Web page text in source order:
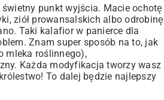
punkt wyjścia. Macie ochotę
ziół prowansalskich albo odrobinę
Taki kalafior w panierce dla
Znam super sposób na to, jak
mleka roślinnego),
Każda modyfikacja tworzy wasz
To dalej będzie najlepszy